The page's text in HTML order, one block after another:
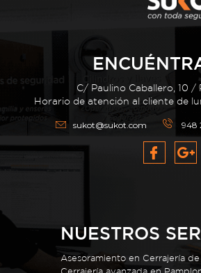
C/ Paulino Caballero, 10
Horario de atención al cliente de
sukot@sukot.com 948
NUESTROS
Asesoramiento en Cerrajería